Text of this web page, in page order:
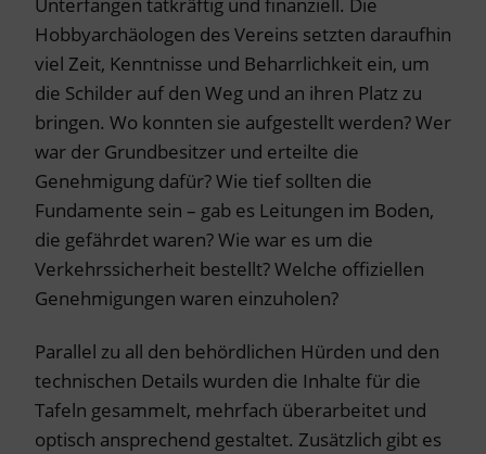
Hobbyarchäologen des Vereins setzten daraufhin
viel Zeit, Kenntnisse und Beharrlichkeit ein, um
die Schilder auf den Weg und an ihren Platz zu
bringen. Wo konnten sie aufgestellt werden? Wer
war der Grundbesitzer und erteilte die
Genehmigung dafür? Wie tief sollten die
Fundamente sein – gab es Leitungen im Boden,
die gefährdet waren? Wie war es um die
Verkehrssicherheit bestellt? Welche offiziellen
Genehmigungen waren einzuholen?
Parallel zu all den behördlichen Hürden und den
technischen Details wurden die Inhalte für die
Tafeln gesammelt, mehrfach überarbeitet und
optisch ansprechend gestaltet. Zusätzlich gibt es